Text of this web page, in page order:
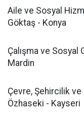
Aile ve Sosyal
Göktaş - Konya
Çalışma ve Sosyal
Mardin
Çevre, Şehircilik
Özhaseki - Kayseri